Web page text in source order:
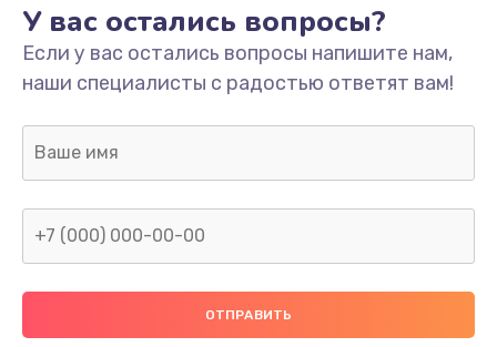
У вас остались вопросы?
Если у вас остались вопросы напишите нам,
наши специалисты с радостью ответят вам!